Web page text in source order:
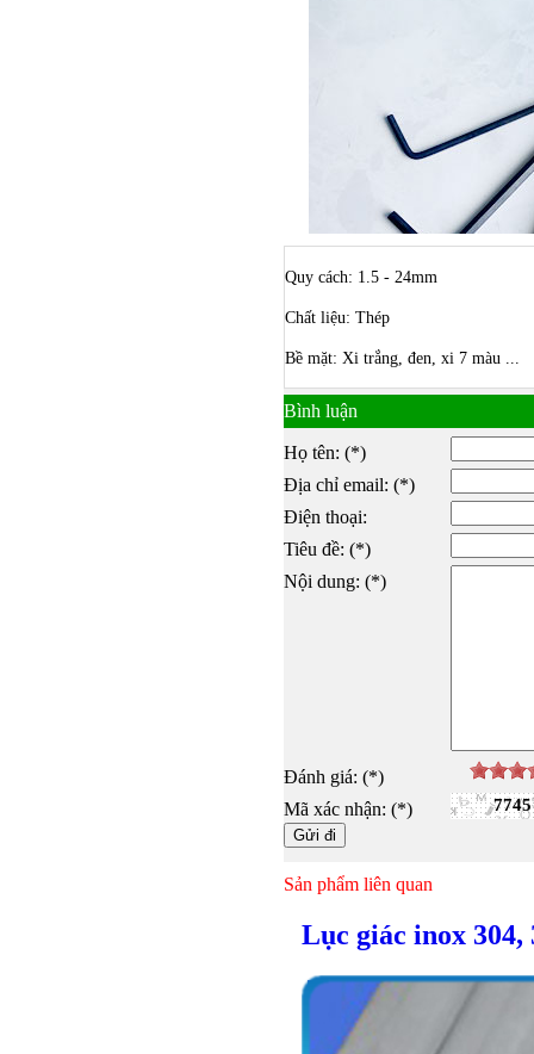
Bulong
Quy cách: 1.5 - 24mm
Chất liệu: Thép
Bề mặt: Xi trắng, đen, xi 7 màu ...
Bình luận
Họ tên: (*)
Địa chỉ email: (*)
Điện thoại:
Tiêu đề: (*)
Nội dung: (*)
Đánh giá: (*)
Mã xác nhận: (*)
7745
Sản phẩm liên quan
Lục giác inox 304,